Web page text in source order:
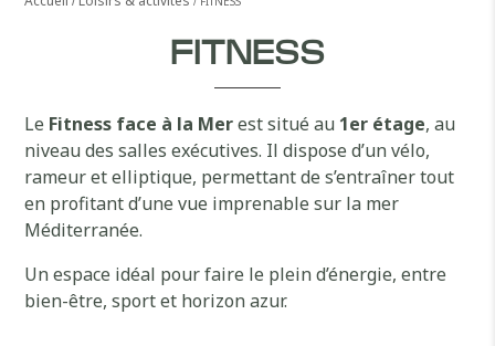
FITNESS
Le Fitness face à la Merest situé au 1er étage, au
niveau des salles exécutives. Il dispose d’un vélo,
rameur et elliptique, permettant de s’entraîner tout
en profitant d’une vue imprenable sur la mer
Méditerranée.
Un espace idéal pour faire le plein d’énergie, entre
bien-être, sport et horizon azur.